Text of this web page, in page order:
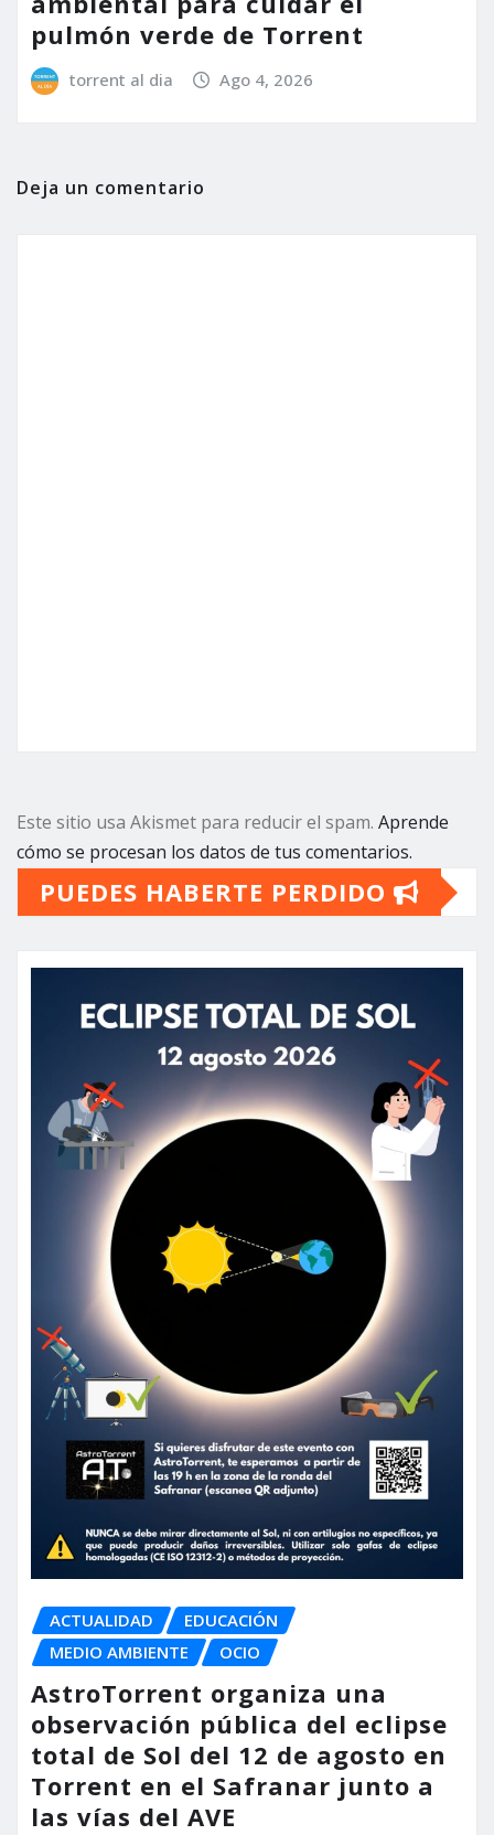
pulmón verde de Torrent
torrent al dia Ago 4, 2026
Deja un comentario
Este sitio usa Akismet para reducir el spam. Aprende
cómo se procesan los datos de tus comentarios.
PUEDES HABERTE PERDIDO
ACTUALIDAD
EDUCACIÓN
MEDIO AMBIENTE
OCIO
AstroTorrent organiza una
observación pública del eclipse
total de Sol del 12 de agosto en
Torrent en el Safranar junto a
las vías del AVE